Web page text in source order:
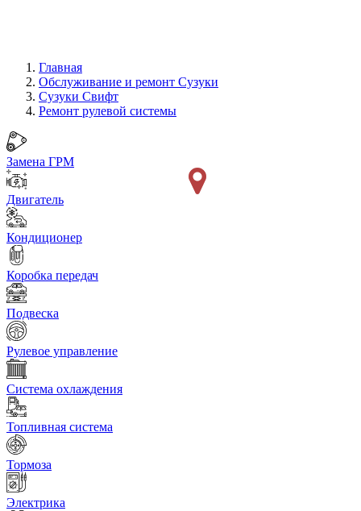
Главная
Обслуживание и ремонт Сузуки
Сузуки Свифт
Ремонт рулевой системы
Замена ГРМ
Двигатель
Кондиционер
Коробка передач
Подвеска
Рулевое управление
Система охлаждения
Топливная система
Тормоза
Электрика